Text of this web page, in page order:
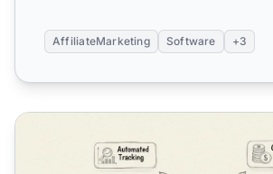
AffiliateMarketing Software +3
Miért van szüksége partnerprogram